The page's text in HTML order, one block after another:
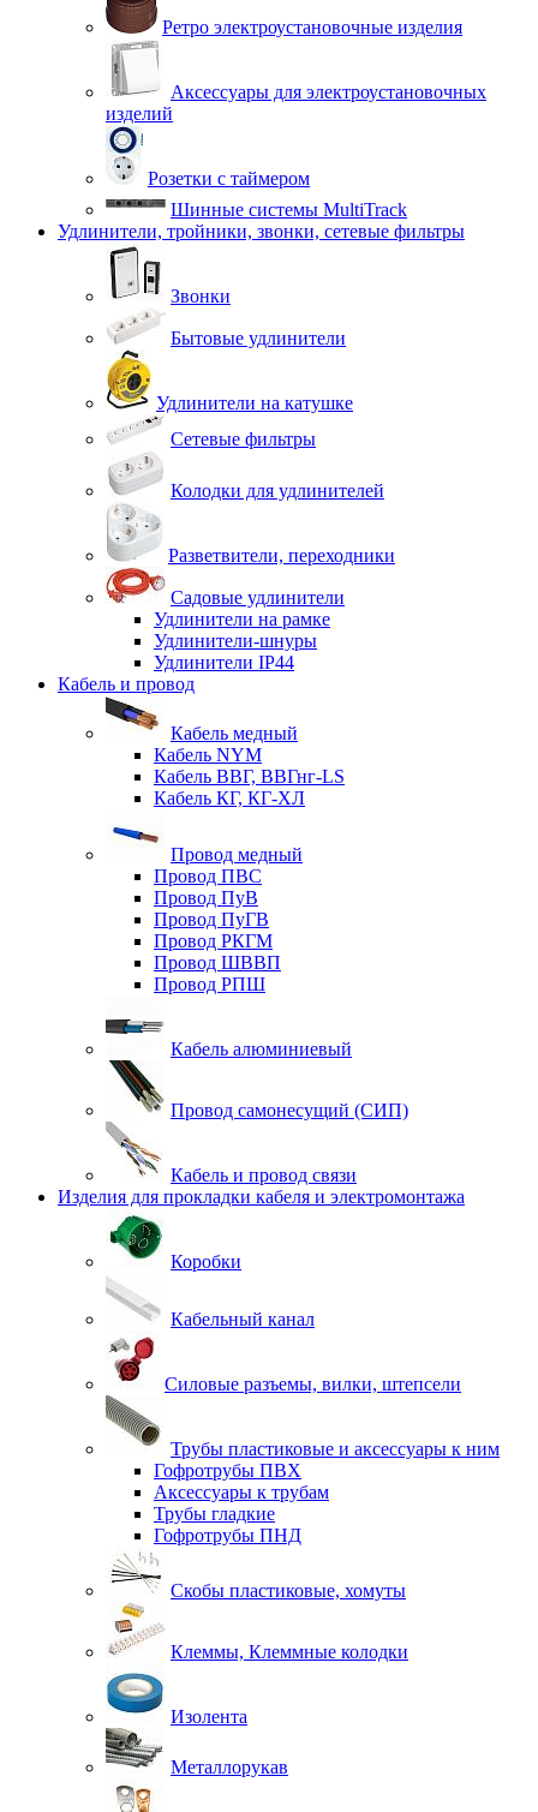
Ретро электроустановочные изделия
Аксессуары для электроустановочных
изделий
Розетки с таймером
Шинные системы MultiTrack
Удлинители, тройники, звонки, сетевые фильтры
Звонки
Бытовые удлинители
Удлинители на катушке
Сетевые фильтры
Колодки для удлинителей
Разветвители, переходники
Садовые удлинители
Удлинители на рамке
Удлинители-шнуры
Удлинители IP44
Кабель и провод
Кабель медный
Кабель NYM
Кабель ВВГ, ВВГнг-LS
Кабель КГ, КГ-ХЛ
Провод медный
Провод ПВС
Провод ПуВ
Провод ПуГВ
Провод РКГМ
Провод ШВВП
Провод РПШ
Кабель алюминиевый
Провод самонесущий (СИП)
Кабель и провод связи
Изделия для прокладки кабеля и электромонтажа
Коробки
Кабельный канал
Силовые разъемы, вилки, штепсели
Трубы пластиковые и аксессуары к ним
Гофротрубы ПВХ
Аксессуары к трубам
Трубы гладкие
Гофротрубы ПНД
Скобы пластиковые, хомуты
Клеммы, Клеммные колодки
Изолента
Металлорукав